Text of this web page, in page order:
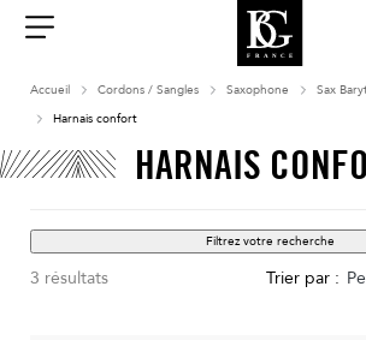
contenu
Accueil Cordons / Sangles Saxophone Sax
Harnais confort
HARNAIS
Filtrez votre recherche
3 résultats Trier par :